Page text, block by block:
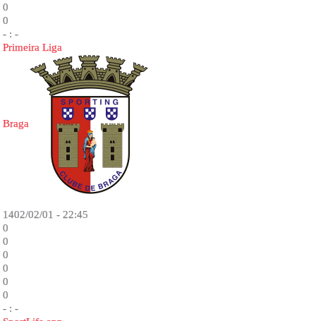
0
0
- : -
Primeira Liga
Braga
1402/02/01 - 22:45
0
0
0
0
0
0
- : -